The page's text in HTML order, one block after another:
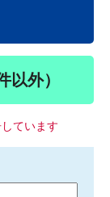
以外）
ています